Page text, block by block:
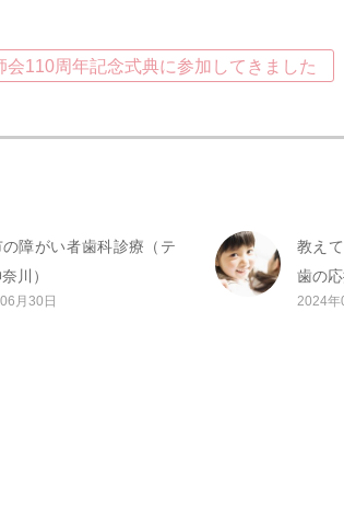
会110周年記念式典に参加してきました
障がい者歯科診療（テ
川）
月30日
教え
歯の
2024年